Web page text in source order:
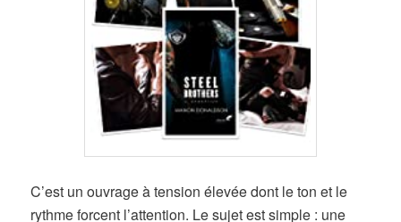
C’est un ouvrage à tension élevée dont le ton et le
rythme forcent l’attention. Le sujet est simple : une